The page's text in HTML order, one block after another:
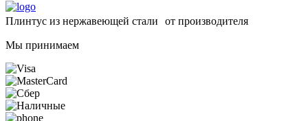
Плинтус из нержавеющей стали от производителя
Мы принимаем